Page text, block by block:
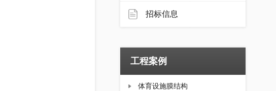
招标信息
工程案例
体育设施膜结构